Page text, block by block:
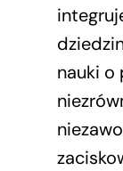
nauki o